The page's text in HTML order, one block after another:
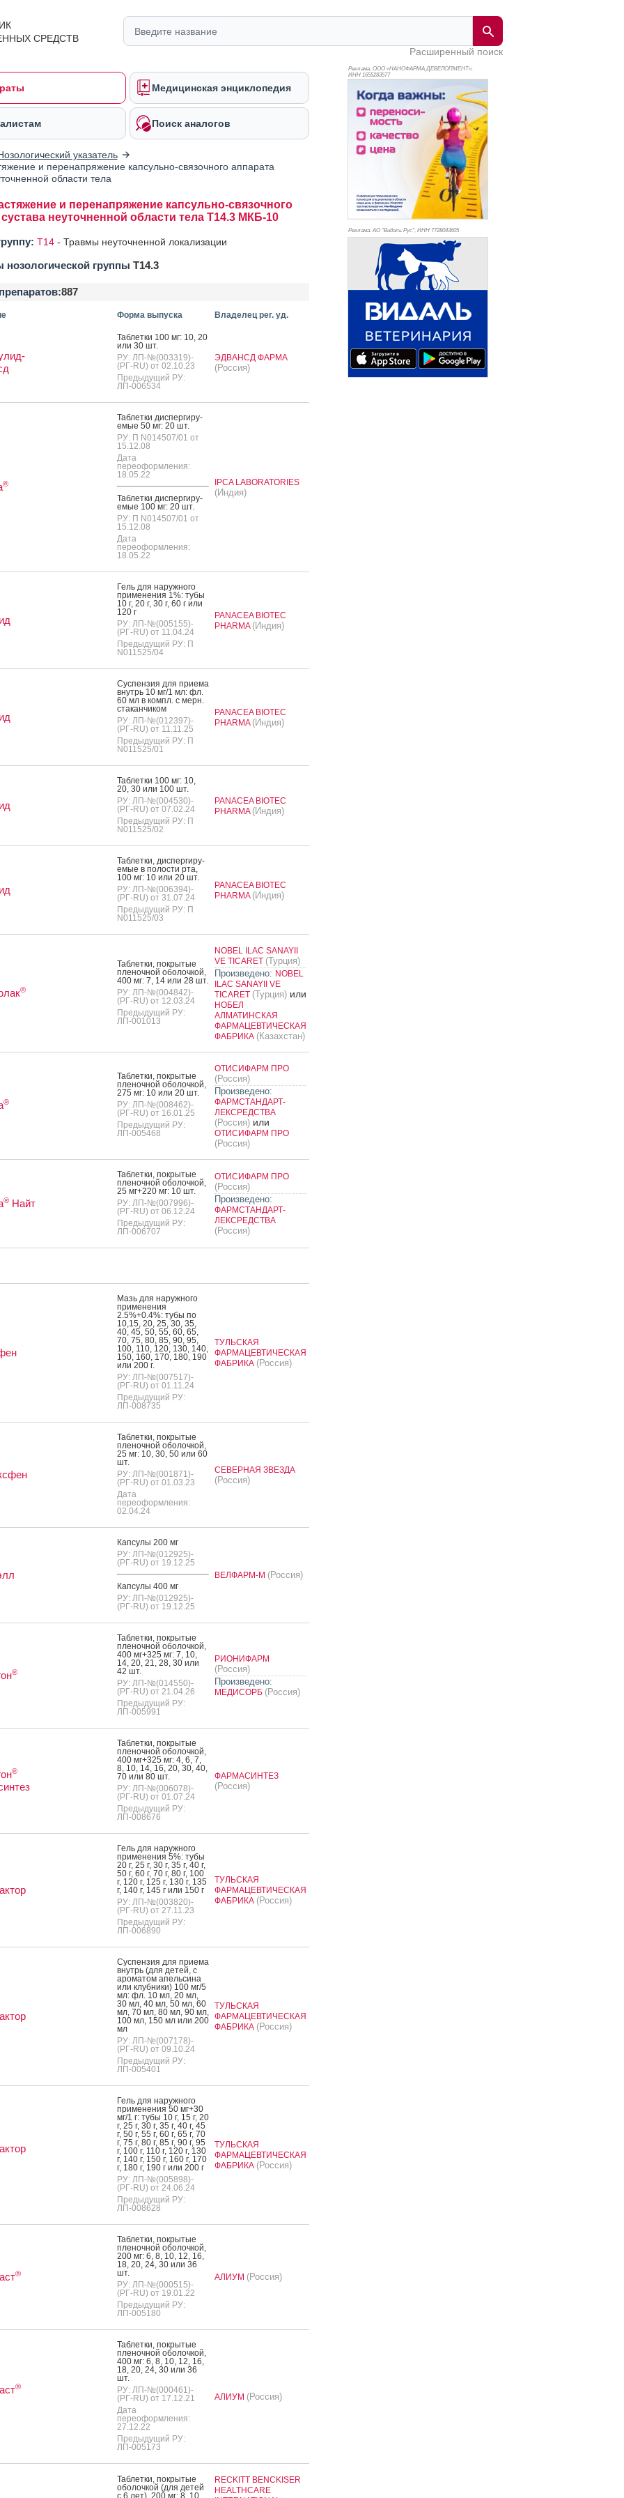
СРЕДСТВ
Расширенный поиск
Медицинская энциклопедия
Поиск аналогов
указатель
и перенапряжение капсульно-связочного аппарата
области тела
и перенапряжение капсульно-связочного
неуточненной области тела T14.3 МКБ-10
T14- Травмы неуточненной локализации
нозологической группы T14.3
887
Форма выпуска Владелец рег. уд.
Таб­летки 100 мг: 10, 20
или 30 шт.
РУ: ЛП-№(003319)-
(РГ-RU) от 02.10.23
Предыдущий РУ:
ЛП-006534
ЭДВАНСД ФАРМА
(Россия)
®
Таб­летки дис­перги­ру­
емые 50 мг: 20 шт.
РУ: П N014507/01 от
15.12.08
Дата
переоформления:
18.05.22
Таб­летки дис­перги­ру­
емые 100 мг: 20 шт.
РУ: П N014507/01 от
15.12.08
Дата
переоформления:
18.05.22
IPCA LABORATORIES
(Индия)
Гель для на­руж­но­го
при­мене­ния 1%: ту­бы
10 г, 20 г, 30 г, 60 г или
120 г
РУ: ЛП-№(005155)-
(РГ-RU) от 11.04.24
Предыдущий РУ: П
N011525/04
PANACEA BIOTEC
PHARMA (Индия)
Сус­пензия для при­ема
внутрь 10 мг/1 мл: фл.
60 мл в компл. с мерн.
ста­кан­чи­ком
РУ: ЛП-№(012397)-
(РГ-RU) от 11.11.25
Предыдущий РУ: П
N011525/01
PANACEA BIOTEC
PHARMA (Индия)
Таб­летки 100 мг: 10,
20, 30 или 100 шт.
РУ: ЛП-№(004530)-
(РГ-RU) от 07.02.24
Предыдущий РУ: П
N011525/02
PANACEA BIOTEC
PHARMA (Индия)
Таб­летки, дис­перги­ру­
емые в по­лос­ти рта,
100 мг: 10 или 20 шт.
РУ: ЛП-№(006394)-
(РГ-RU) от 31.07.24
Предыдущий РУ: П
N011525/03
PANACEA BIOTEC
PHARMA (Индия)
®
Таб­летки, пок­ры­тые
пле­ноч­ной обо­лоч­кой,
400 мг: 7, 14 или 28 шт.
РУ: ЛП-№(004842)-
(РГ-RU) от 12.03.24
Предыдущий РУ:
ЛП-001013
NOBEL ILAC SANAYII
VE TICARET (Турция)
Произведено: NOBEL
ILAC SANAYII VE
TICARET (Турция)или
НОБЕЛ
АЛМАТИНСКАЯ
ФАРМАЦЕВТИЧЕСКАЯ
ФАБРИКА (Казахстан)
®
Таб­летки, пок­ры­тые
пле­ноч­ной обо­лоч­кой,
275 мг: 10 или 20 шт.
РУ: ЛП-№(008462)-
(РГ-RU) от 16.01.25
Предыдущий РУ:
ЛП-005468
ОТИСИФАРМ ПРО
(Россия)
Произведено:
ФАРМСТАНДАРТ-
ЛЕКСРЕДСТВА
(Россия)или
ОТИСИФАРМ ПРО
(Россия)
®Найт
Таб­летки, пок­ры­тые
пле­ноч­ной обо­лоч­кой,
25 мг+220 мг: 10 шт.
РУ: ЛП-№(007996)-
(РГ-RU) от 06.12.24
Предыдущий РУ:
ЛП-006707
ОТИСИФАРМ ПРО
(Россия)
Произведено:
ФАРМСТАНДАРТ-
ЛЕКСРЕДСТВА
(Россия)
Мазь для на­руж­но­го
при­мене­ния
2.5%+0.4%: ту­бы по
10,15, 20, 25, 30, 35,
40, 45, 50, 55, 60, 65,
70, 75, 80, 85, 90, 95,
100, 110, 120, 130, 140,
150, 160, 170, 180, 190
или 200 г.
РУ: ЛП-№(007517)-
(РГ-RU) от 01.11.24
Предыдущий РУ:
ЛП-008735
ТУЛЬСКАЯ
ФАРМАЦЕВТИЧЕСКАЯ
ФАБРИКА (Россия)
Таб­летки, пок­ры­тые
пле­ноч­ной обо­лоч­кой,
25 мг: 10, 30, 50 или 60
шт.
РУ: ЛП-№(001871)-
(РГ-RU) от 01.03.23
Дата
переоформления:
02.04.24
СЕВЕРНАЯ ЗВЕЗДА
(Россия)
Кап­су­лы 200 мг
РУ: ЛП-№(012925)-
(РГ-RU) от 19.12.25
Кап­су­лы 400 мг
РУ: ЛП-№(012925)-
(РГ-RU) от 19.12.25
ВЕЛФАРМ-М (Россия)
®
Таб­летки, пок­ры­тые
пле­ноч­ной обо­лоч­кой,
400 мг+325 мг: 7, 10,
14, 20, 21, 28, 30 или
42 шт.
РУ: ЛП-№(014550)-
(РГ-RU) от 21.04.26
Предыдущий РУ:
ЛП-005991
РИОНИФАРМ
(Россия)
Произведено:
МЕДИСОРБ (Россия)
®
Таб­летки, пок­ры­тые
пле­ноч­ной обо­лоч­кой,
400 мг+325 мг: 4, 6, 7,
8, 10, 14, 16, 20, 30, 40,
70 или 80 шт.
РУ: ЛП-№(006078)-
(РГ-RU) от 01.07.24
Предыдущий РУ:
ЛП-008676
ФАРМАСИНТЕЗ
(Россия)
Гель для на­руж­но­го
при­мене­ния 5%: ту­бы
20 г, 25 г, 30 г, 35 г, 40 г,
50 г, 60 г, 70 г, 80 г, 100
г, 120 г, 125 г, 130 г, 135
г, 140 г, 145 г или 150 г
РУ: ЛП-№(003820)-
(РГ-RU) от 27.11.23
Предыдущий РУ:
ЛП-006890
ТУЛЬСКАЯ
ФАРМАЦЕВТИЧЕСКАЯ
ФАБРИКА (Россия)
Сус­пензия для при­ема
внутрь (для де­тей, с
аро­матом апель­си­на
или клуб­ни­ки) 100 мг/5
мл: фл. 10 мл, 20 мл,
30 мл, 40 мл, 50 мл, 60
мл, 70 мл, 80 мл, 90 мл,
100 мл, 150 мл или 200
мл
РУ: ЛП-№(007178)-
(РГ-RU) от 09.10.24
Предыдущий РУ:
ЛП-005401
ТУЛЬСКАЯ
ФАРМАЦЕВТИЧЕСКАЯ
ФАБРИКА (Россия)
Гель для на­руж­но­го
при­мене­ния 50 мг+30
мг/1 г: ту­бы 10 г, 15 г, 20
г, 25 г, 30 г, 35 г, 40 г, 45
г, 50 г, 55 г, 60 г, 65 г, 70
г, 75 г, 80 г, 85 г, 90 г, 95
г, 100 г, 110 г, 120 г, 130
г, 140 г, 150 г, 160 г, 170
г, 180 г, 190 г или 200 г
РУ: ЛП-№(005898)-
(РГ-RU) от 24.06.24
Предыдущий РУ:
ЛП-008628
ТУЛЬСКАЯ
ФАРМАЦЕВТИЧЕСКАЯ
ФАБРИКА (Россия)
®
Таб­летки, пок­ры­тые
пле­ноч­ной обо­лоч­кой,
200 мг: 6, 8, 10, 12, 16,
18, 20, 24, 30 или 36
шт.
РУ: ЛП-№(000515)-
(РГ-RU) от 19.01.22
Предыдущий РУ:
ЛП-005180
АЛИУМ (Россия)
®
Таб­летки, пок­ры­тые
пле­ноч­ной обо­лоч­кой,
400 мг: 6, 8, 10, 12, 16,
18, 20, 24, 30 или 36
шт.
РУ: ЛП-№(000461)-
(РГ-RU) от 17.12.21
Дата
переоформления:
27.12.22
Предыдущий РУ:
ЛП-005173
АЛИУМ (Россия)
Таб­летки, пок­ры­тые
обо­лоч­кой (для де­тей
с 6 лет), 200 мг: 8, 10,
RECKITT BENCKISER
HEALTHCARE
Реклама. ООО «НАНОФАРМА ДЕВЕЛОПМЕНТ»,
ИНН 1655283577
Реклама. АО "Видаль Рус", ИНН 7728043605